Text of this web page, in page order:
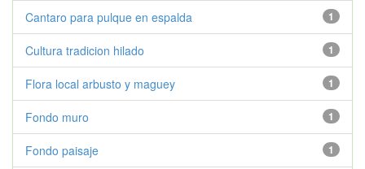
1
Cantaro para pulque en espalda
1
Cultura tradicion hilado
1
Flora local arbusto y maguey
1
Fondo muro
1
Fondo paisaje